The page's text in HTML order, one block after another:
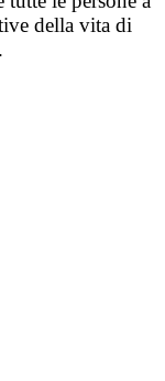
della vita di